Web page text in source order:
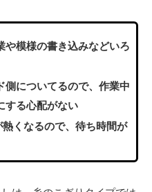
模様の書き込みなどいろ
についてるので、作業中
する心配がない
くなるので、待ち時間が